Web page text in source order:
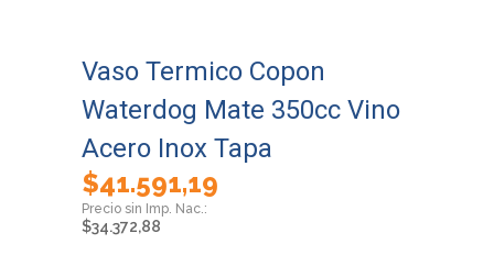
Vaso Termico Copon
Waterdog Mate 350cc Vino
Acero Inox Tapa
$41.591,19
$34.372,88